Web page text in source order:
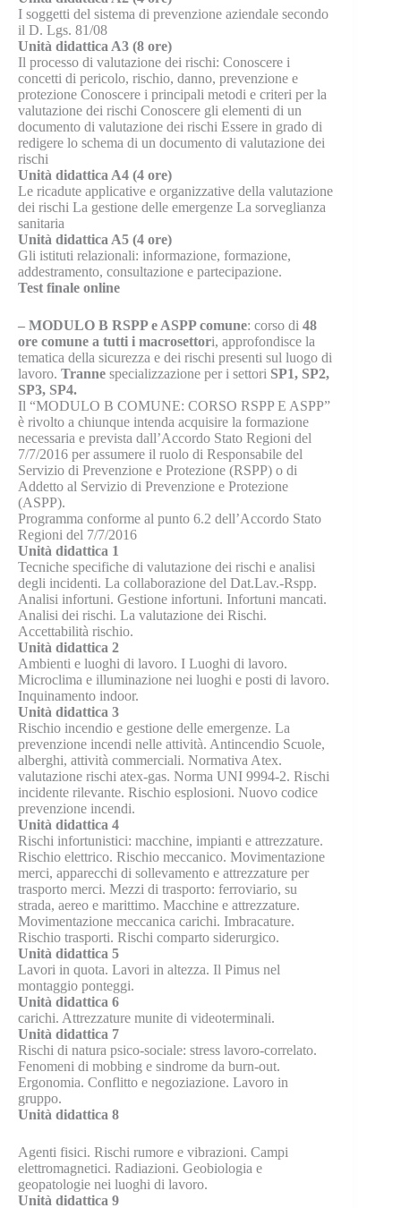
I soggetti del sistema di prevenzione aziendale secondo
il D. Lgs. 81/08
Unità didattica A3 (8 ore)
Il processo di valutazione dei rischi: Conoscere i
concetti di pericolo, rischio, danno, prevenzione e
protezione Conoscere i principali metodi e criteri per la
valutazione dei rischi Conoscere gli elementi di un
documento di valutazione dei rischi Essere in grado di
redigere lo schema di un documento di valutazione dei
rischi
Unità didattica A4 (4 ore)
Le ricadute applicative e organizzative della valutazione
dei rischi La gestione delle emergenze La sorveglianza
sanitaria
Unità didattica A5 (4 ore)
Gli istituti relazionali: informazione, formazione,
addestramento, consultazione e partecipazione.
Test finale online
– MODULO B RSPP e ASPP comune: corso di 48
ore comune a tutti i macrosettori, approfondisce la
tematica della sicurezza e dei rischi presenti sul luogo di
lavoro. Tranne specializzazione per i settori SP1, SP2,
SP3, SP4.
Il “MODULO B COMUNE: CORSO RSPP E ASPP”
è rivolto a chiunque intenda acquisire la formazione
necessaria e prevista dall’Accordo Stato Regioni del
7/7/2016 per assumere il ruolo di Responsabile del
Servizio di Prevenzione e Protezione (RSPP) o di
Addetto al Servizio di Prevenzione e Protezione
(ASPP).
Programma conforme al punto 6.2 dell’Accordo Stato
Regioni del 7/7/2016
Unità didattica 1
Tecniche specifiche di valutazione dei rischi e analisi
degli incidenti. La collaborazione del Dat.Lav.-Rspp.
Analisi infortuni. Gestione infortuni. Infortuni mancati.
Analisi dei rischi. La valutazione dei Rischi.
Accettabilità rischio.
Unità didattica 2
Ambienti e luoghi di lavoro. I Luoghi di lavoro.
Microclima e illuminazione nei luoghi e posti di lavoro.
Inquinamento indoor.
Unità didattica 3
Rischio incendio e gestione delle emergenze. La
prevenzione incendi nelle attività. Antincendio Scuole,
alberghi, attività commerciali. Normativa Atex.
valutazione rischi atex-gas. Norma UNI 9994-2. Rischi
incidente rilevante. Rischio esplosioni. Nuovo codice
prevenzione incendi.
Unità didattica 4
Rischi infortunistici: macchine, impianti e attrezzature.
Rischio elettrico. Rischio meccanico. Movimentazione
merci, apparecchi di sollevamento e attrezzature per
trasporto merci. Mezzi di trasporto: ferroviario, su
strada, aereo e marittimo. Macchine e attrezzature.
Movimentazione meccanica carichi. Imbracature.
Rischio trasporti. Rischi comparto siderurgico.
Unità didattica 5
Lavori in quota. Lavori in altezza. Il Pimus nel
montaggio ponteggi.
Unità didattica 6
carichi. Attrezzature munite di videoterminali.
Unità didattica 7
Rischi di natura psico-sociale: stress lavoro-correlato.
Fenomeni di mobbing e sindrome da burn-out.
Ergonomia. Conflitto e negoziazione. Lavoro in
gruppo.
Unità didattica 8
Agenti fisici. Rischi rumore e vibrazioni. Campi
elettromagnetici. Radiazioni. Geobiologia e
geopatologie nei luoghi di lavoro.
Unità didattica 9